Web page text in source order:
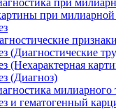
при
(Диагностические
(Нехарактерная
(Диагноз)
милиарного
и гематогенный